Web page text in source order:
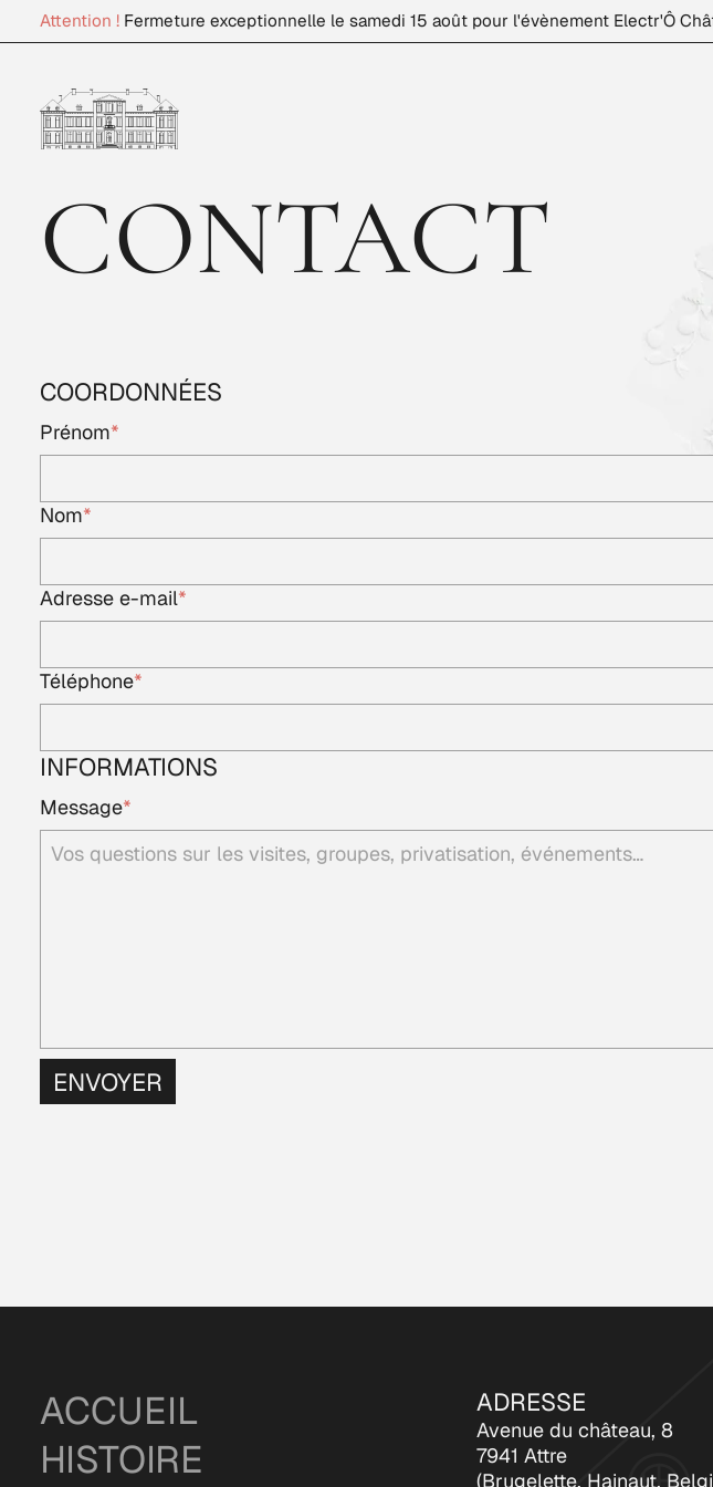
Attention ! Fermeture exceptionnelle le samedi 15 août pour l'évènement Electr'Ô
CONTACT –
COORDONNÉES
Prénom*
Nom*
Adresse e-mail*
Téléphone*
INFORMATIONS
Message*
ENVOYER
ACCUEIL
HISTOIRE
ADRESSE
Avenue du château, 8
7941 Attre
(Brugelette, Hainaut,